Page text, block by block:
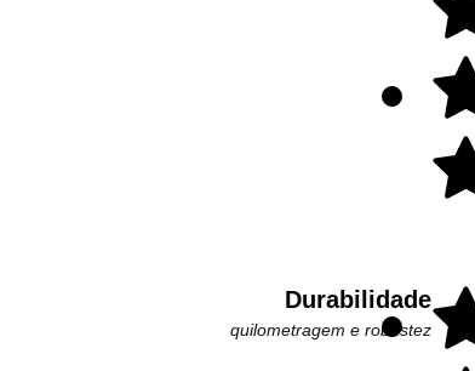
Durabilidade
quilometragem e robustez